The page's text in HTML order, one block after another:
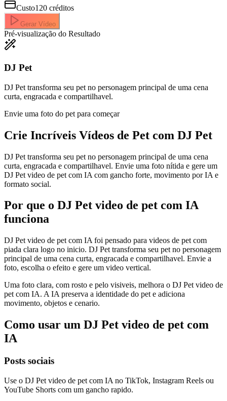
Custo120 créditos
Gerar Vídeo
Pré-visualização do Resultado
DJ Pet
DJ Pet transforma seu pet no personagem principal de uma cena
curta, engracada e compartilhavel.
Envie uma foto do pet para começar
Crie Incríveis Vídeos de Pet com DJ Pet
DJ Pet transforma seu pet no personagem principal de uma cena
curta, engracada e compartilhavel. Envie uma foto nítida e gere um
DJ Pet video de pet com IA com gancho forte, movimento por IA e
formato social.
Por que o DJ Pet video de pet com IA
funciona
DJ Pet video de pet com IA foi pensado para videos de pet com
piada clara logo no inicio. DJ Pet transforma seu pet no personagem
principal de uma cena curta, engracada e compartilhavel. Envie a
foto, escolha o efeito e gere um video vertical.
Uma foto clara, com rosto e pelo visiveis, melhora o DJ Pet video de
pet com IA. A IA preserva a identidade do pet e adiciona
movimento, objetos e cenario.
Como usar um DJ Pet video de pet com
IA
Posts sociais
Use o DJ Pet video de pet com IA no TikTok, Instagram Reels ou
YouTube Shorts com um gancho rapido.